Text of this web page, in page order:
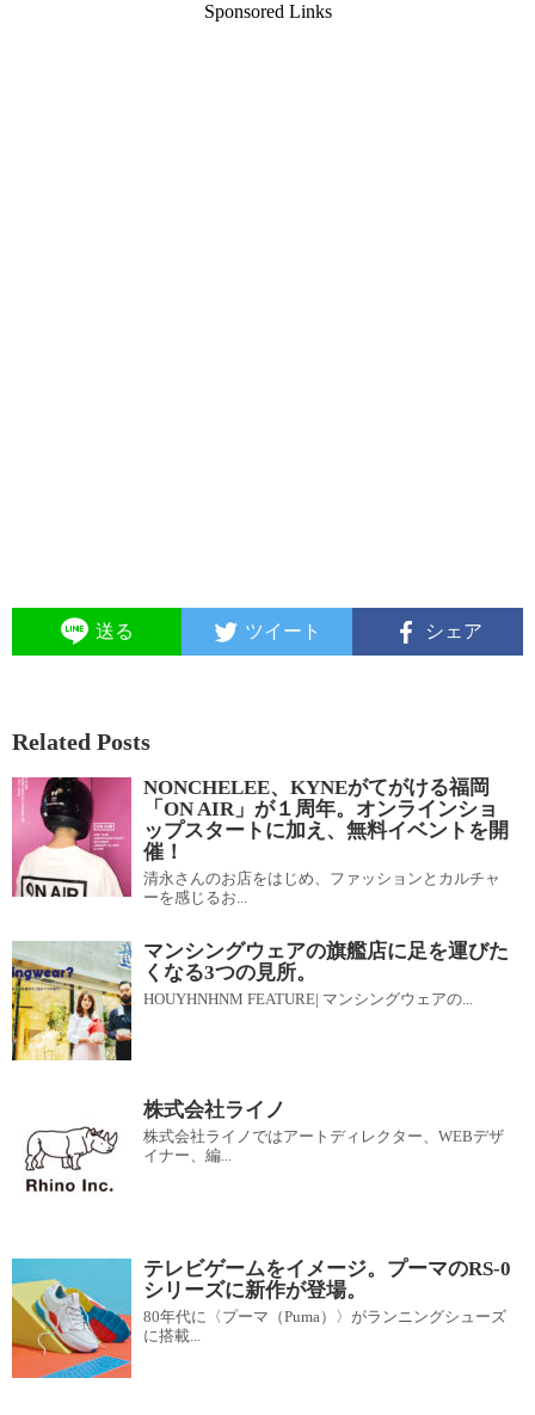
Sponsored Links
送る ツイート シェア
Related Posts
NONCHELEE、KYNEがてがける福岡
「ON AIR」が１周年。オンラインショ
ップスタートに加え、無料イベントを開
催！
清永さんのお店をはじめ、ファッションとカルチャ
ーを感じるお...
マンシングウェアの旗艦店に足を運びた
くなる3つの見所。
HOUYHNHNM FEATURE| マンシングウェアの...
株式会社ライノ
株式会社ライノではアートディレクター、WEBデザ
イナー、編...
テレビゲームをイメージ。プーマのRS-0
シリーズに新作が登場。
80年代に〈プーマ（Puma）〉がランニングシューズ
に搭載...